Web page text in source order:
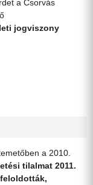
a Csorvás
jogviszony
a 2010.
tilalmat 2011.